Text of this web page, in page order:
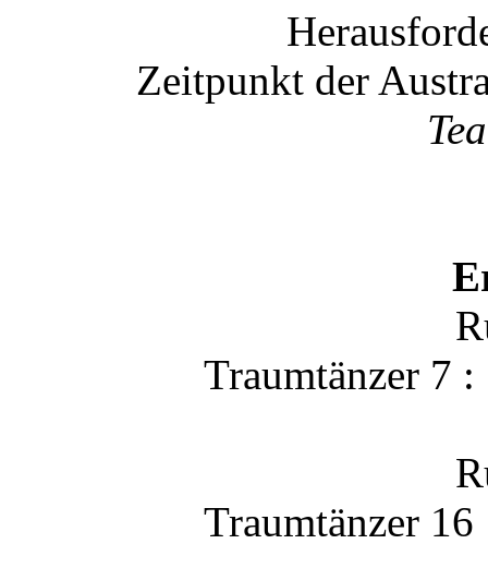
Zeitpunkt der
Traumtänzer 7 :
Traumtänzer 16